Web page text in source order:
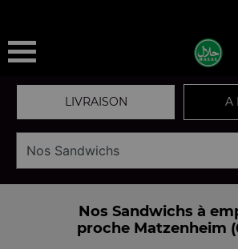
LIVRAISON A
Nos Sandwichs à
proche Matzenheim